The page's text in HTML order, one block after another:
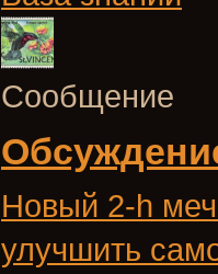
Сообщение
Новый 2-h
улучшить